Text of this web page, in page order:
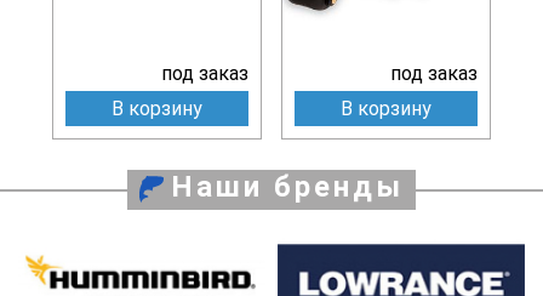
под заказ
В корзину
под заказ
В корзину
Наши бренды